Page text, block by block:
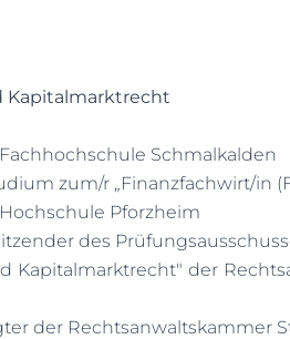
Kapitalmarktrecht
Schmalkalden
zum/r „Finanzfachwirt/in
Pforzheim
des
Kapitalmarktrecht" der
der Rechtsanwaltskammer